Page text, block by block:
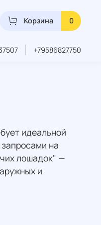
Корзина 0
+79586827750
идеальной
на
лошадок" —
и